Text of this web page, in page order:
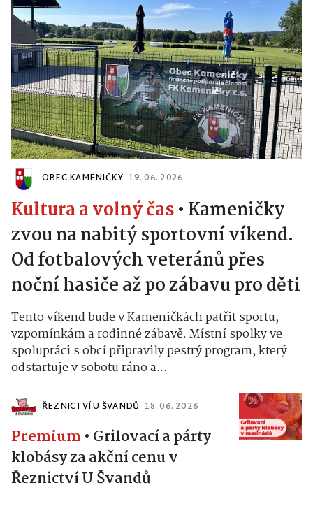
OBEC KAMENIČKY 19. 06. 2026
Kultura a volný čas• Kameničky
zvou na nabitý sportovní víkend.
Od fotbalových veteránů přes
noční hasiče až po zábavu pro děti
Tento víkend bude v Kameničkách patřit sportu,
vzpomínkám a rodinné zábavě. Místní spolky ve
spolupráci s obcí připravily pestrý program, který
odstartuje v sobotu ráno a...
ŘEZNICTVÍ U ŠVANDŮ 18. 06. 2026
Premium • Grilovací a párty
klobásy za akční cenu v
Řeznictví U Švandů